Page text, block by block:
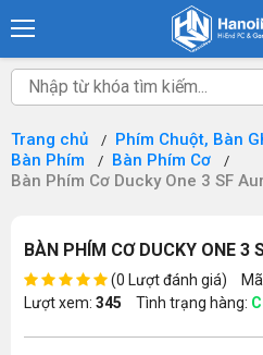
Trang chủ
Phím Chuột, Bàn
Bàn Phím
Bàn Phím Cơ
Bàn Phím Cơ Ducky One 3 SF
BÀN PHÍM CƠ DUCKY ONE 3
(0 Lượt đánh giá)
Lượt xem: 345 Tình trạng hàng: